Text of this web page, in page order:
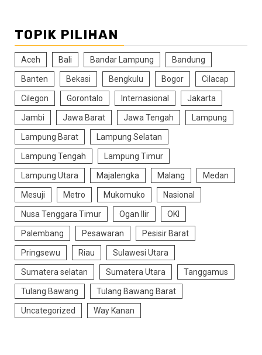
TOPIK PILIHAN
Aceh Bali Bandar Lampung Bandung
Banten Bekasi Bengkulu Bogor Cilacap
Cilegon Gorontalo Internasional Jakarta
Jambi Jawa Barat Jawa Tengah Lampung
Lampung Barat Lampung Selatan
Lampung Tengah Lampung Timur
Lampung Utara Majalengka Malang Medan
Mesuji Metro Mukomuko Nasional
Nusa Tenggara Timur Ogan Ilir OKI
Palembang Pesawaran Pesisir Barat
Pringsewu Riau Sulawesi Utara
Sumatera selatan Sumatera Utara Tanggamus
Tulang Bawang Tulang Bawang Barat
Uncategorized Way Kanan